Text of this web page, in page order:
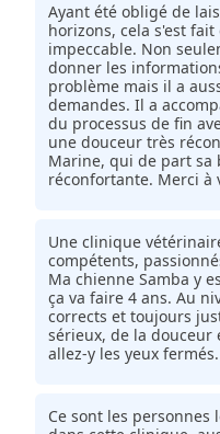
Ayant été obligé de
horizons, cela s'est
impeccable. Non
donner les
problème mais il a
demandes. Il a
du processus de fin
une douceur très
Marine, qui de part sa
réconfortante. Merci à
Une clinique
compétents,
Ma chienne Samba y
ça va faire 4 ans. Au
corrects et toujours
sérieux, de la douceur
allez-y les yeux fermés.
Ce sont les